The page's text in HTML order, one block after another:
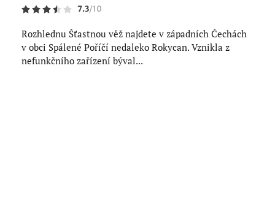
7.3/10
Rozhlednu Šťastnou věž najdete v západních Čechách
v obci Spálené Poříčí nedaleko Rokycan. Vznikla z
nefunkčního zařízení býval...